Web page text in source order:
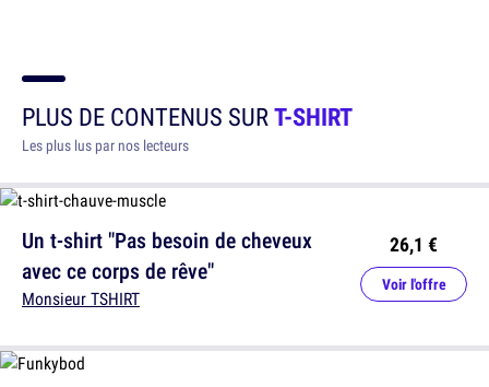
PLUS DE CONTENUS SURT-SHIRT
Les plus lus par nos lecteurs
Un t-shirt "Pas besoin de cheveux
avec ce corps de rêve"
Monsieur TSHIRT
26,1 €
Voir l'offre